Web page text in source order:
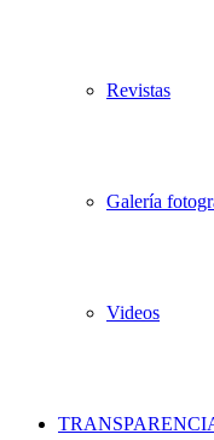
Revistas
Galería
Videos